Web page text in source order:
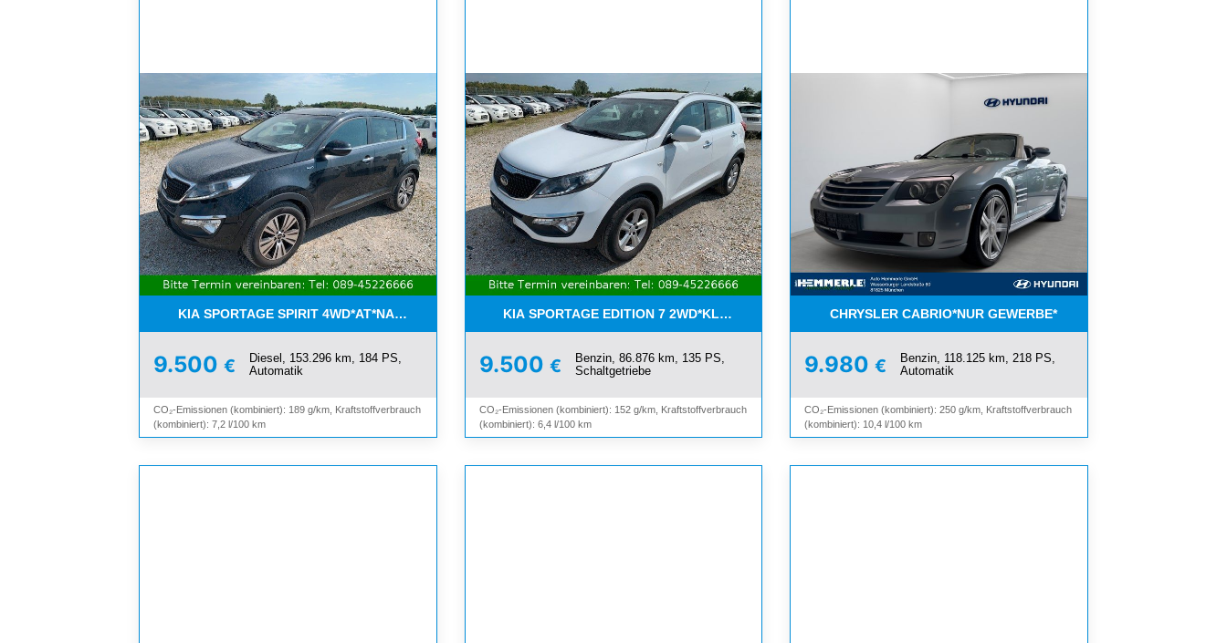
KIA SPORTAGE SPIRIT 4WD*AT*NAVI*8-FACH*KAMERA*ALU*
9.500 €
Diesel, 153.296 km, 184 PS,
Automatik
CO₂-Emissionen (kombiniert): 189 g/km, Kraftstoffverbrauch
(kombiniert): 7,2 l/100 km
KIA SPORTAGE EDITION 7 2WD*KLIMA*SHZ*TEMPOMAT*
9.500 €
Benzin, 86.876 km, 135 PS,
Schaltgetriebe
CO₂-Emissionen (kombiniert): 152 g/km, Kraftstoffverbrauch
(kombiniert): 6,4 l/100 km
CHRYSLER CABRIO*NUR GEWERBE*
9.980€
Benzin, 118.125 km, 218 PS,
Automatik
CO₂-Emissionen (kombiniert): 250 g/km, Kraftstoffverbrauch
(kombiniert): 10,4 l/100 km